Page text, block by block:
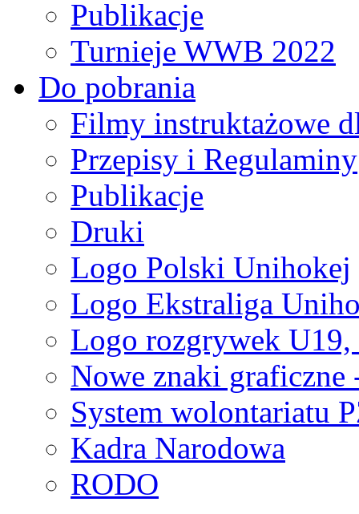
Publikacje
Turnieje WWB 2022
Do pobrania
Filmy instruktażowe
Przepisy i Regulaminy
Publikacje
Druki
Logo Polski Unihokej
Logo Ekstraliga
Logo rozgrywek
Nowe znaki graficzne
System wolontariatu
Kadra Narodowa
RODO